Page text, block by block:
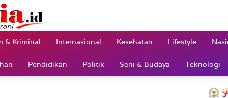
& Kriminal Internasional Kesehatan Lifestyle
Pendidikan Politik Seni & Budaya Teknologi